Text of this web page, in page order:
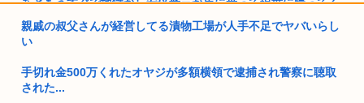
るぞ！！
中国人「なぜ日本人は原爆を落としたアメリカで無く、中国を
憎むので...
【高市】高市早苗「彼氏に手編みのマフラーって嘘ついて市販
親戚の叔父さんが経営してる漬物工場が人手不足でヤバいらし
い
手切れ金500万くれたオヤジが多額横領で逮捕され警察に聴取
された...